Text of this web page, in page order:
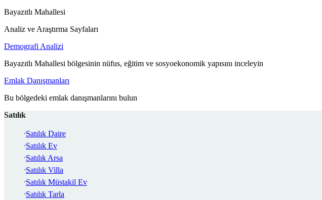
Bayazıtlı Mahallesi
Analiz ve Araştırma Sayfaları
Demografi Analizi
Bayazıtlı Mahallesi bölgesinin nüfus, eğitim ve sosyoekonomik yapısını inceleyin
Emlak Danışmanları
Bu bölgedeki emlak danışmanlarını bulun
Satılık
Satılık Daire
Satılık Ev
Satılık Arsa
Satılık Villa
Satılık Müstakil Ev
Satılık Tarla